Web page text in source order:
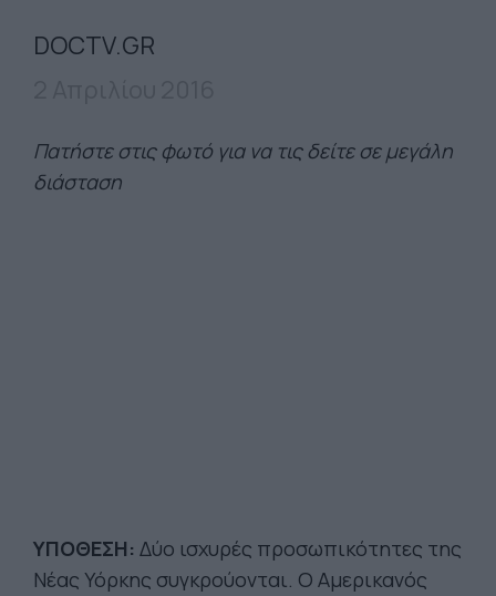
DOCTV.GR
Πατήστε στις φωτό για να τις δείτε σε μεγάλη
διάσταση
ΥΠΟΘΕΣΗ: Δύο ισχυρές προσωπικότητες της
Νέας Υόρκης συγκρούονται. Ο Αμερικανός